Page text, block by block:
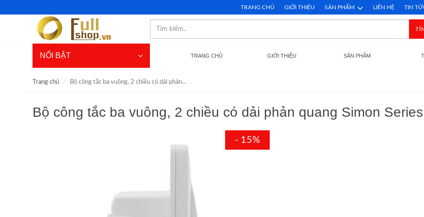
TRANG CHỦ GIỚI THIỆU SẢN PHẨM LIÊN HỆ TIN
NỔI BẬT TRANG CHỦ GIỚI THIỆU SẢN PHẨM
Trang chủ Bộ công tắc ba vuông, 2 chiều có dải phản...
Bộ công tắc ba vuông, 2 chiều có dải phản quang Simon
- 15%